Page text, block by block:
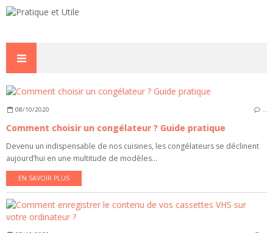
08/10/2020 …
Comment choisir un congélateur ? Guide pratique
Devenu un indispensable de nos cuisines, les congélateurs se déclinent
aujourd’hui en une multitude de modèles...
EN SAVOIR PLUS